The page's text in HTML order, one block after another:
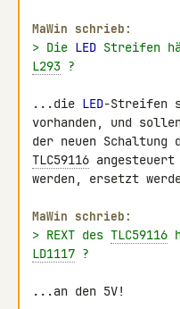
MaWin schrieb:
> Die LED Streifen
L293 ?
...die LED-Streifen
vorhanden, und
der neuen Schaltung
TLC59116 angesteuert
werden, ersetzt
MaWin schrieb:
> REXT des TLC59116
LD1117 ?
...an den 5V!